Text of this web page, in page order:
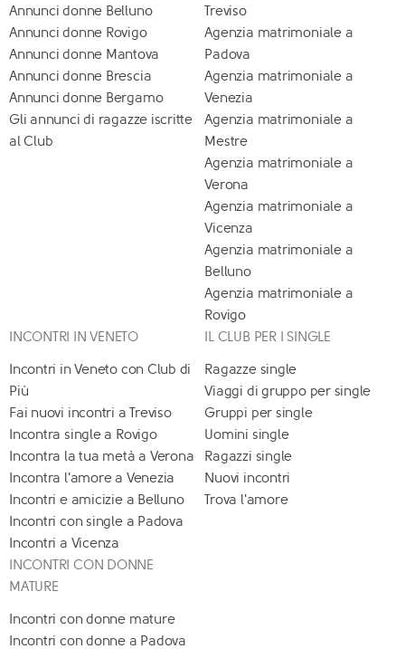
Annunci donne Belluno
Annunci donne Rovigo
Annunci donne Mantova
Annunci donne Brescia
Annunci donne Bergamo
Gli annunci di ragazze iscritte
al Club
Treviso
Agenzia matrimoniale a
Padova
Agenzia matrimoniale a
Venezia
Agenzia matrimoniale a
Mestre
Agenzia matrimoniale a
Verona
Agenzia matrimoniale a
Vicenza
Agenzia matrimoniale a
Belluno
Agenzia matrimoniale a
Rovigo
INCONTRI IN VENETO
Incontri in Veneto con Club di
Più
Fai nuovi incontri a Treviso
Incontra single a Rovigo
Incontra la tua metà a Verona
Incontra l'amore a Venezia
Incontri e amicizie a Belluno
Incontri con single a Padova
Incontri a Vicenza
IL CLUB PER I SINGLE
Ragazze single
Viaggi di gruppo per single
Gruppi per single
Uomini single
Ragazzi single
Nuovi incontri
Trova l'amore
INCONTRI CON DONNE
MATURE
Incontri con donne mature
Incontri con donne a Padova